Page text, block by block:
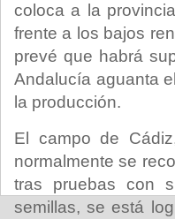
coloca a la
frente a los bajos
prevé que habrá
Andalucía aguanta
la producción.
El campo de
normalmente se
tras pruebas con
semillas, se está